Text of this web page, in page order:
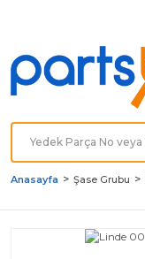
Anasayfa Şase Grubu